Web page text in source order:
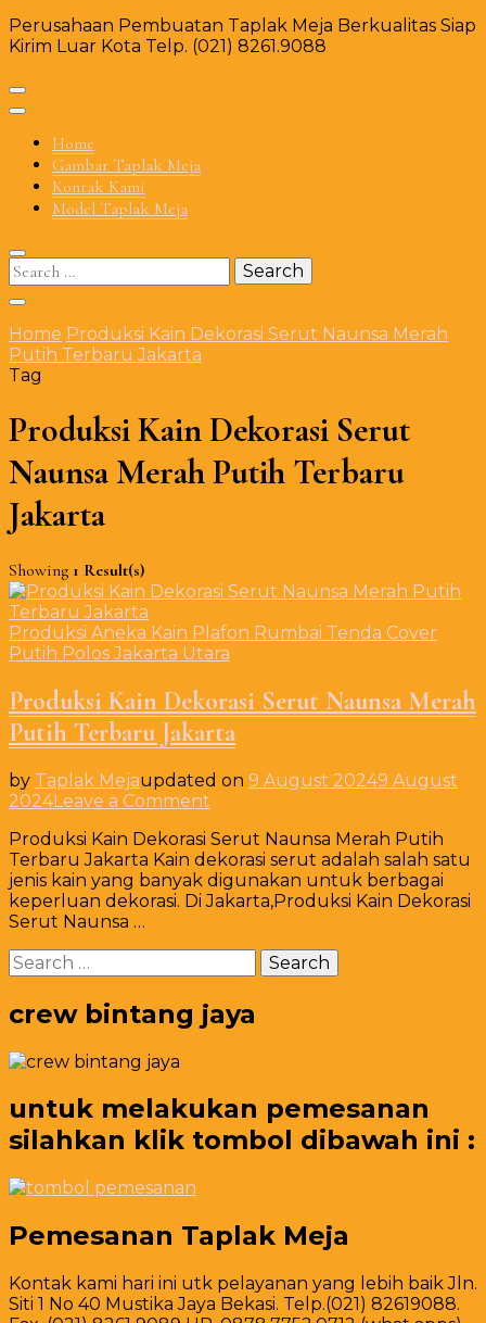
Perusahaan Pembuatan Taplak Meja Berkualitas Siap
Kirim Luar Kota Telp. (021) 8261.9088
Home
Gambar Taplak Meja
Kontak Kami
Model Taplak Meja
Search
for:
Home Produksi Kain Dekorasi Serut Naunsa Merah
Putih Terbaru Jakarta
Tag
Produksi Kain Dekorasi Serut
Naunsa Merah Putih Terbaru
Jakarta
Showing 1 Result(s)
Produksi Aneka Kain Plafon Rumbai Tenda Cover
Putih Polos Jakarta Utara
Produksi Kain Dekorasi Serut Naunsa Merah
Putih Terbaru Jakarta
by Taplak Mejaupdated on 9 August 20249 August
2024Leave a Comment
Kain
Dekorasi
Serut
Naunsa
Terbaru
Produksi Kain Dekorasi Serut Naunsa Merah Putih
Terbaru Jakarta Kain dekorasi serut adalah salah satu
jenis kain yang banyak digunakan untuk berbagai
keperluan dekorasi. Di Jakarta,Produksi Kain Dekorasi
Serut Naunsa …
Search
for:
crew bintang jaya
untuk melakukan pemesanan
silahkan klik tombol dibawah ini :
Pemesanan Taplak Meja
Kontak kami hari ini utk pelayanan yang lebih baik Jln.
Siti 1 No 40 Mustika Jaya Bekasi. Telp.(021) 82619088.